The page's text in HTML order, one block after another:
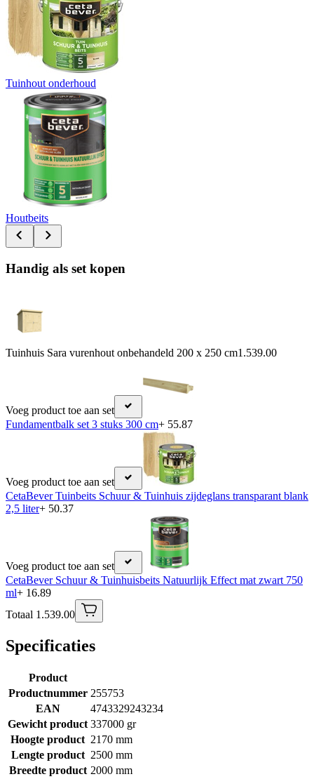
Tuinhout onderhoud
Houtbeits
Handig als set kopen
Tuinhuis Sara vurenhout onbehandeld 200 x 250 cm1.539.00
Voeg product toe aan set
Fundamentbalk set 3 stuks 300 cm+ 55.87
Voeg product toe aan set
CetaBever Tuinbeits Schuur & Tuinhuis zijdeglans transparant blank
2,5 liter+ 50.37
Voeg product toe aan set
CetaBever Schuur & Tuinhuisbeits Natuurlijk Effect mat zwart 750
ml+ 16.89
Totaal 1.539.00
Specificaties
Product
Productnummer 255753
EAN
4743329243234
Gewicht product 337000 gr
Hoogte product 2170 mm
Lengte product 2500 mm
Breedte product 2000 mm